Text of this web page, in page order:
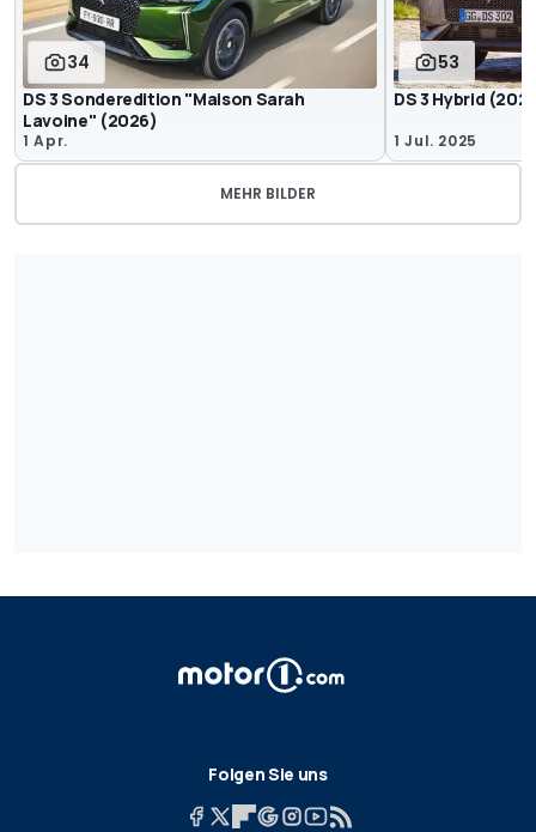
34
DS 3 Sonderedition "Maison Sarah
Lavoine" (2026)
1 Apr.
53
DS 3 Hybrid
1 Jul. 2025
MEHR BILDER
Folgen Sie uns